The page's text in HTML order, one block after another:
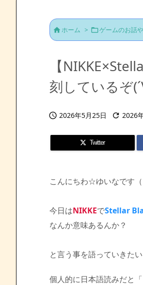
ホーム > ゲームのお話
【
刻しているぞ
 2026年5月25日  2026
Twitter
こんにちわ☆ゆいなです
今日はNIKKEでStellar
なんか意味あるんか？
と言う事を語っていきたい
個人的に日本語読みだと